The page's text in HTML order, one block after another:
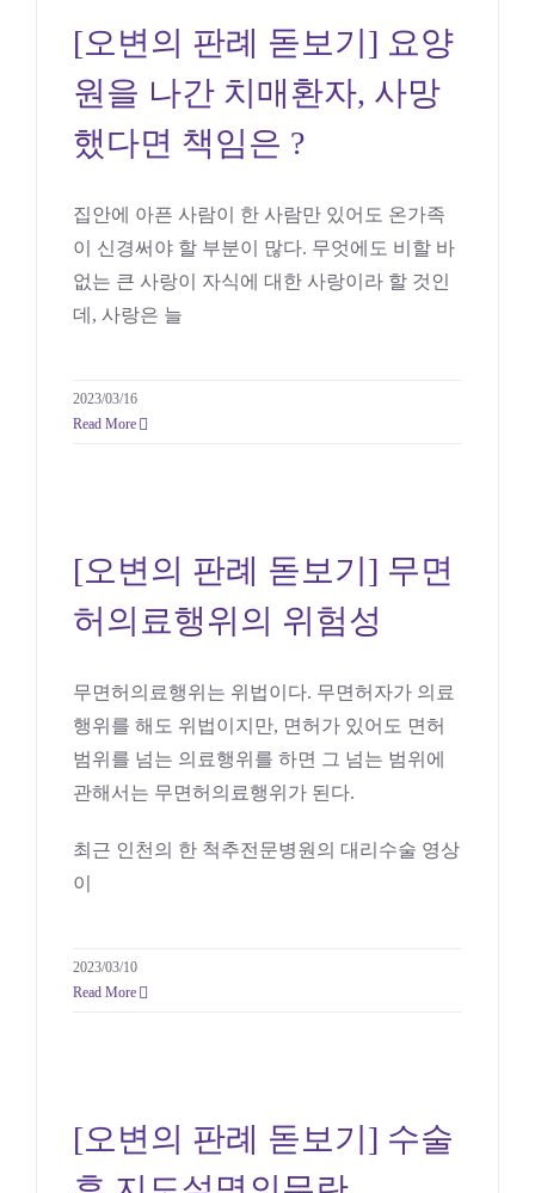
했다면 책임은 ?
의료
[오변의 판례 돋보기] 요양
원을 나간 치매환자, 사망
했다면 책임은 ?
집안에 아픈 사람이 한 사람만 있어도 온가족
이 신경써야 할 부분이 많다. 무엇에도 비할 바
없는 큰 사랑이 자식에 대한 사랑이라 할 것인
데, 사랑은 늘
2023/03/16
Read More
허의료행위의 위험성
[오변의 판례 돋보기] 무면
허의료행위의 위험성
무면허의료행위는 위법이다. 무면허자가 의료
행위를 해도 위법이지만, 면허가 있어도 면허
범위를 넘는 의료행위를 하면 그 넘는 범위에
관해서는 무면허의료행위가 된다.
최근 인천의 한 척추전문병원의 대리수술 영상
이
2023/03/10
Read More
후 지도설명의무란
[오변의 판례 돋보기] 수술